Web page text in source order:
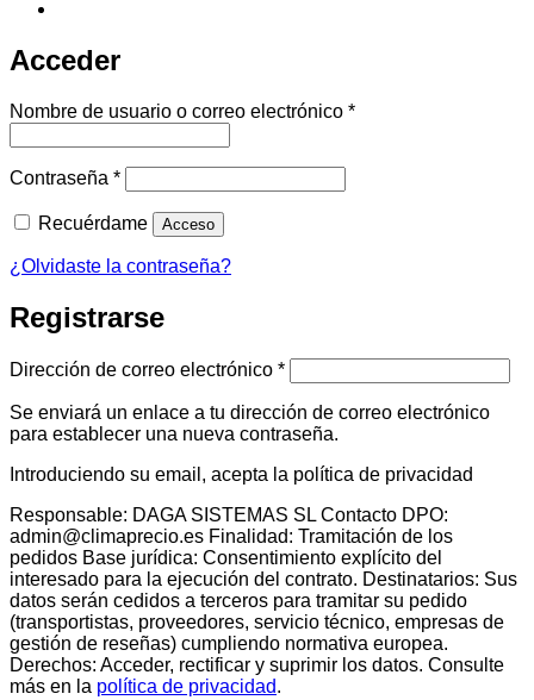
Acceder
Nombre de usuario o correo electrónico *Obligatorio
Contraseña *Obligatorio
Recuérdame Acceso
¿Olvidaste la contraseña?
Registrarse
Dirección de correo electrónico *Obligatorio
Se enviará un enlace a tu dirección de correo electrónico
para establecer una nueva contraseña.
Introduciendo su email, acepta la política de privacidad
Responsable: DAGA SISTEMAS SL Contacto DPO:
admin@climaprecio.es Finalidad: Tramitación de los
pedidos Base jurídica: Consentimiento explícito del
interesado para la ejecución del contrato. Destinatarios: Sus
datos serán cedidos a terceros para tramitar su pedido
(transportistas, proveedores, servicio técnico, empresas de
gestión de reseñas) cumpliendo normativa europea.
Derechos: Acceder, rectificar y suprimir los datos. Consulte
más en la política de privacidad.